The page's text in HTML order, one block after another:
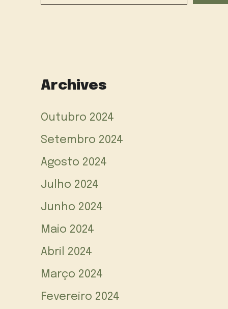
Archives
Outubro 2024
Setembro 2024
Agosto 2024
Julho 2024
Junho 2024
Maio 2024
Abril 2024
Março 2024
Fevereiro 2024